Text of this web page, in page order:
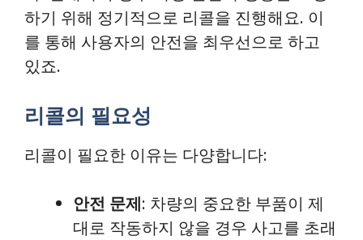
하기 위해 정기적으로 리콜을 진행해요. 이
를 통해 사용자의 안전을 최우선으로 하고
있죠.
리콜의 필요성
리콜이 필요한 이유는 다양합니다:
안전 문제: 차량의 중요한 부품이 제
대로 작동하지 않을 경우 사고를 초래